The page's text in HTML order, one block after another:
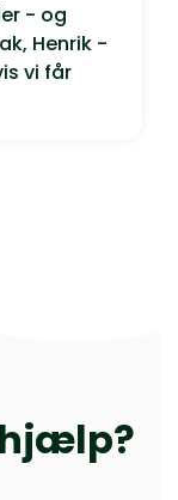
- og
Henrik -
vi får